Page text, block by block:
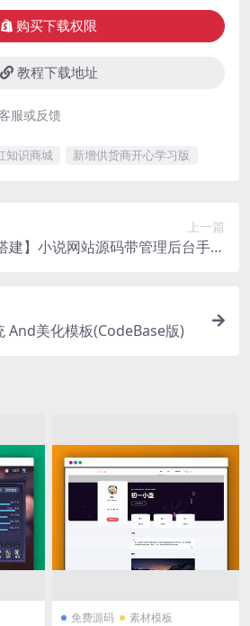
购买下载权限
教程下载地址
服或反馈
知识商城 新增供货商开心学习版
上一篇
建】小说网站源码带管理后台手机
And美化模板(CodeBase版)
免费源码 素材模板